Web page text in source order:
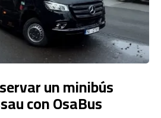
un minibús
con OsaBus